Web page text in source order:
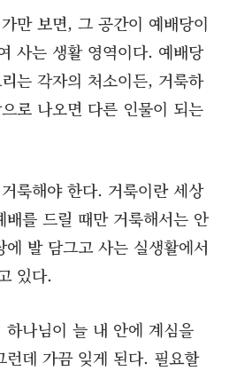
만 보면, 그 공간이 예배당이
사는 생활 영역이다. 예배당
는 각자의 처소이든, 거룩하
로 나오면 다른 인물이 되는
룩해야 한다. 거룩이란 세상
를 드릴 때만 거룩해서는 안
발 담그고 사는 실생활에서
있다.
나님이 늘 내 안에 계심을
데 가끔 잊게 된다. 필요할